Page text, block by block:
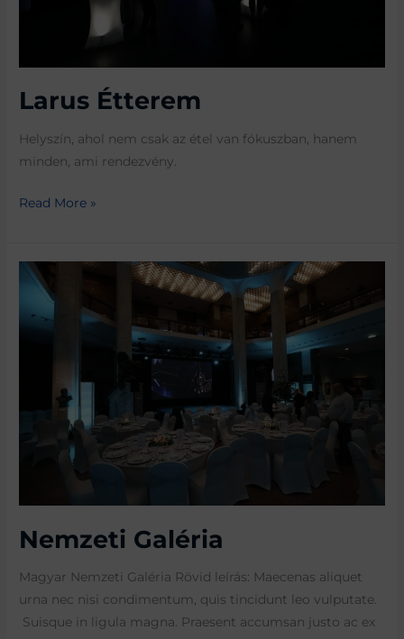
Larus Étterem
Helyszín, ahol nem csak az étel van fókuszban, hanem
minden, ami rendezvény.
Read More »
Nemzeti Galéria
Magyar Nemzeti Galéria Rövid leírás: Maecenas aliquet
urna nec nisi condimentum, quis tincidunt leo vulputate.
Suisque in ligula magna. Praesent accumsan justo ac ex
Nemzeti
Galéria